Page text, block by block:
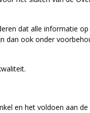
dat alle informatie
dan ook onder
en het voldoen aan